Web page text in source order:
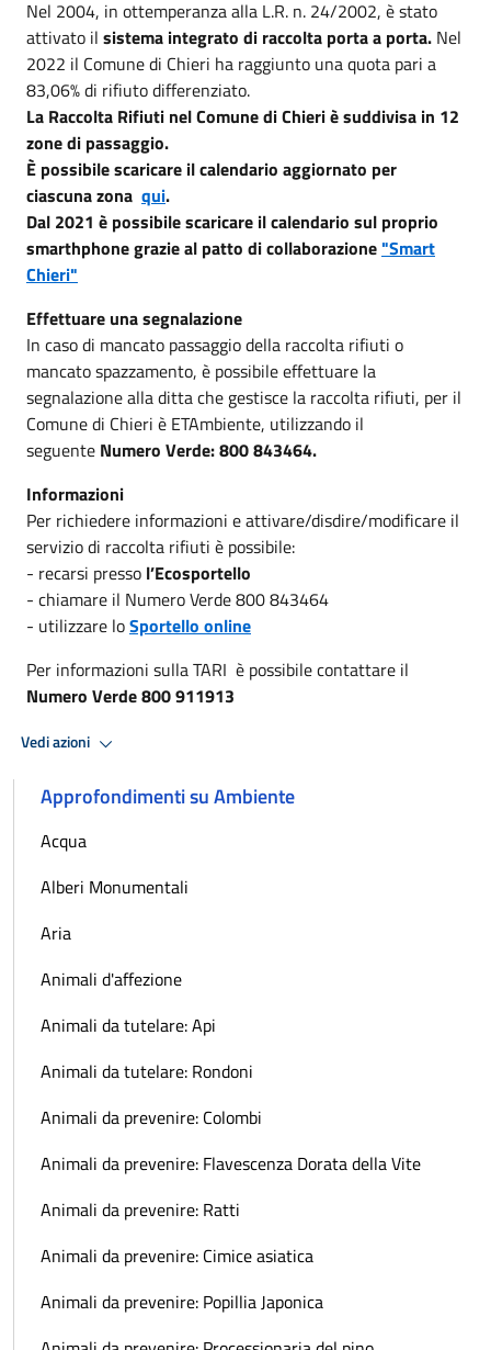
Nel 2004, in ottemperanza alla L.R. n. 24/2002, è stato
attivato il sistema integrato di raccolta porta a porta. Nel
2022 il Comune di Chieri ha raggiunto una quota pari a
83,06% di rifiuto differenziato.
La Raccolta Rifiuti nel Comune di Chieri è suddivisa in 12
zone di passaggio.
È possibile scaricare il calendario aggiornato per
ciascuna zona qui.
Dal 2021 è possibile scaricare il calendario sul proprio
smarthphone grazie al patto di collaborazione"Smart
Chieri"
Effettuare una segnalazione
In caso di mancato passaggio della raccolta rifiuti o
mancato spazzamento, è possibile effettuare la
segnalazione alla ditta che gestisce la raccolta rifiuti, per il
Comune di Chieri è ETAmbiente, utilizzando il
seguente Numero Verde: 800 843464.
Informazioni
Per richiedere informazioni e attivare/disdire/modificare il
servizio di raccolta rifiuti è possibile:
- recarsi presso l’Ecosportello
- chiamare il Numero Verde 800 843464
- utilizzare loSportello online
Per informazioni sulla TARI è possibile contattare il
Numero Verde 800 911913
Vedi azioni
Approfondimenti su Ambiente
Acqua
Alberi Monumentali
Aria
Animali d'affezione
Animali da tutelare: Api
Animali da tutelare: Rondoni
Animali da prevenire: Colombi
Animali da prevenire: Flavescenza Dorata della Vite
Animali da prevenire: Ratti
Animali da prevenire: Cimice asiatica
Animali da prevenire: Popillia Japonica